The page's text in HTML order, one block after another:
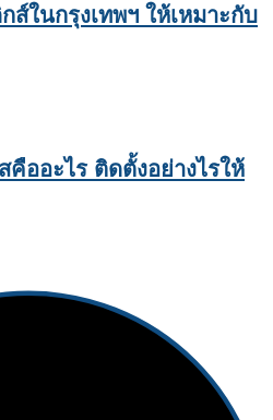
ส์ในกรุงเทพฯ ให้เหมาะกับ
คืออะไร ติดตั้งอย่างไรให้